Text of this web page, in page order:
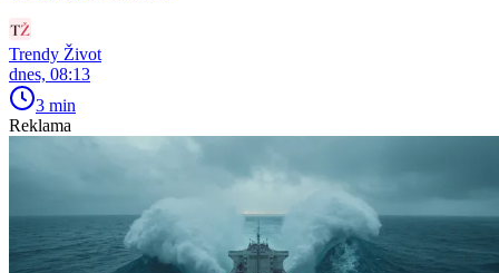
Trendy Život
dnes, 08:13
3 min
Reklama